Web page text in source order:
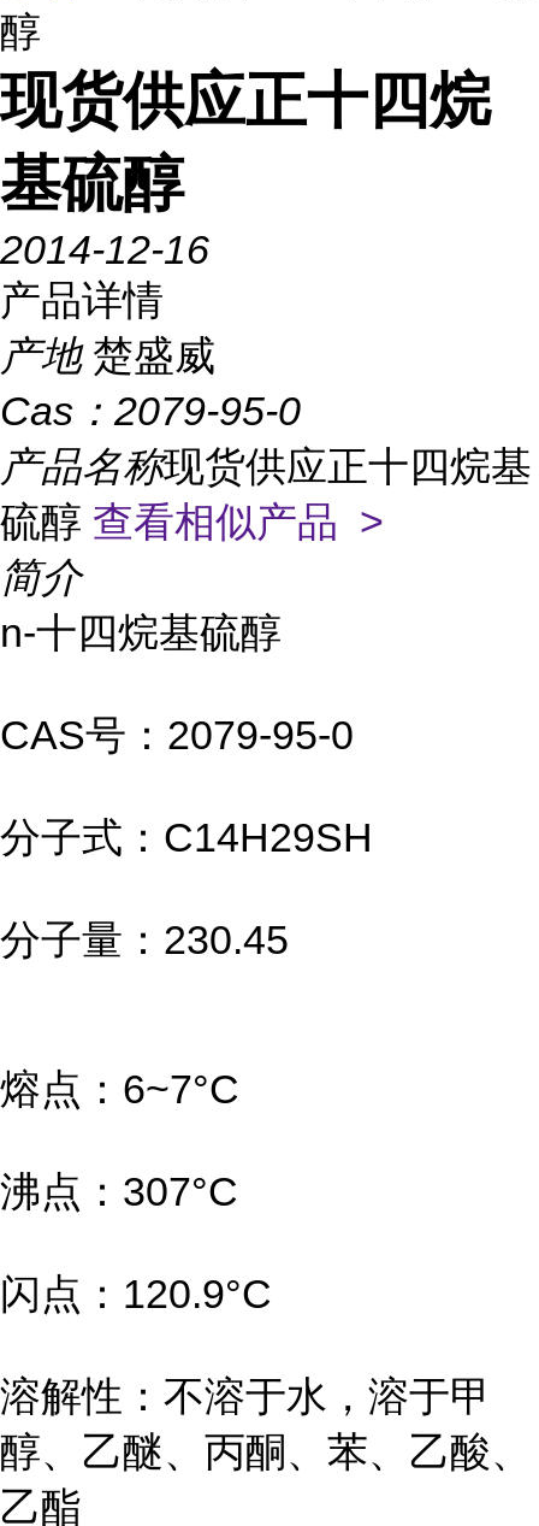
醇
现货供应正十四烷
基硫醇
2014-12-16
产品详情
产地 楚盛威
Cas： 2079-95-0
产品名称现货供应正十四烷基
硫醇 查看相似产品 >
简介
n-十四烷基硫醇
CAS号：2079-95-0
分子式：C14H29SH
分子量：230.45
熔点：6~7°C
沸点：307°C
闪点：120.9°C
溶解性：不溶于水，溶于甲
醇、乙醚、丙酮、苯、乙酸、
乙酯